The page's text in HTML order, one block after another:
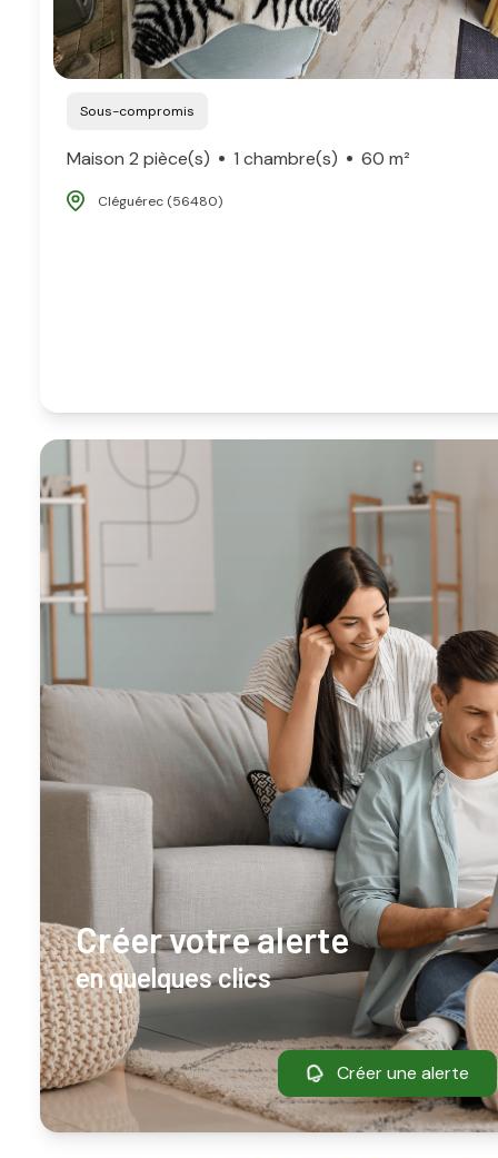
Sous-compromis
Maison 2 pièce(s) 1 chambre(s) 60 m²
Cléguérec (56480)
Créer votre alerte
en quelques clics
Créer une alerte